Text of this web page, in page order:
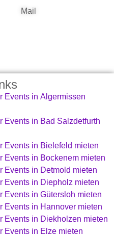
Mail
Events in Algermissen
Events in Bad Salzdetfurth
Events in Bielefeld mieten
Events in Bockenem mieten
Events in Detmold mieten
Events in Diepholz mieten
Events in Gütersloh mieten
Events in Hannover mieten
Events in Diekholzen mieten
Events in Elze mieten